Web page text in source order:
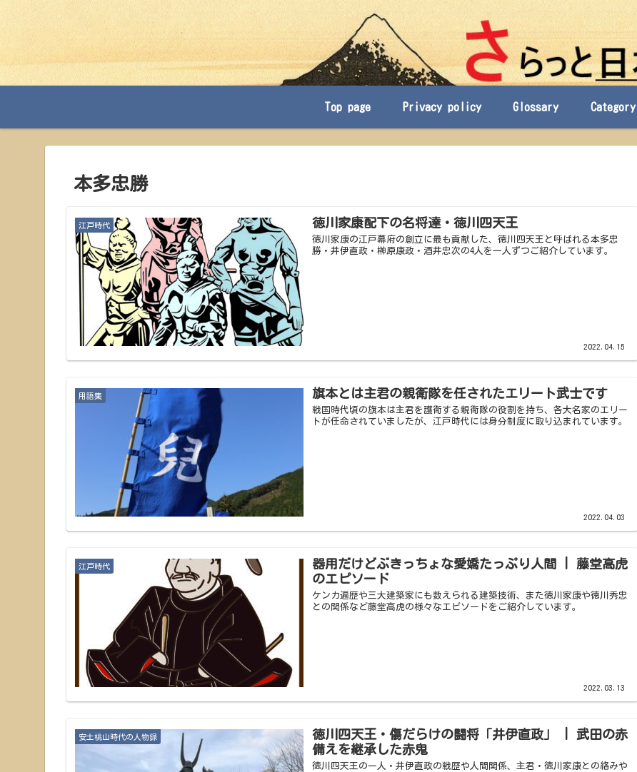
Top page Privacy policy Glossary Category
本多忠勝
江戸時代 徳川家康配下の名将達・徳川四天王
徳川家康の江戸幕府の創立に最も貢献した、徳川四天王と呼ばれる本多忠
勝・井伊直政・榊原康政・酒井忠次の4人を一人ずつご紹介しています。
2022.04.15
用語集 旗本とは主君の親衛隊を任されたエリート武士です
戦国時代頃の旗本は主君を護衛する親衛隊の役割を持ち、各大名家のエリー
トが任命されていましたが、江戸時代には身分制度に取り込まれています。
2022.04.03
江戸時代
器用だけどぶきっちょな愛嬌たっぷり人間 | 藤堂高虎
のエピソード
ケンカ遍歴や三大建築家にも数えられる建築技術、また徳川家康や徳川秀忠
との関係など藤堂高虎の様々なエピソードをご紹介しています。
2022.03.13
安土桃山時代の人物録
徳川四天王・傷だらけの闘将「井伊直政」 | 武田の赤
備えを継承した赤鬼
徳川四天王の一人・井伊直政の戦歴や人間関係、主君・徳川家康との絡みや